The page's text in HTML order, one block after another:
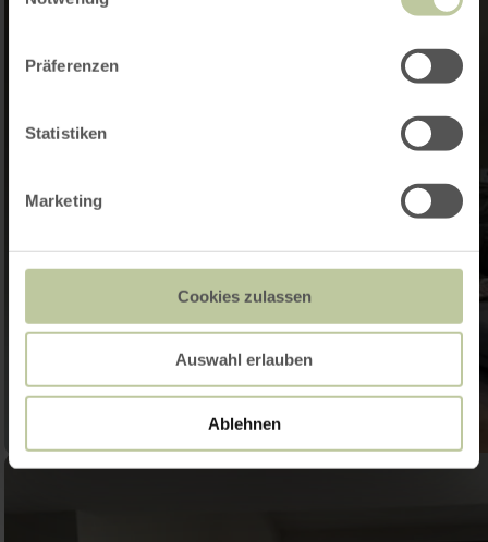
Präferenzen
Statistiken
Marketing
Cookies zulassen
Auswahl erlauben
Ablehnen